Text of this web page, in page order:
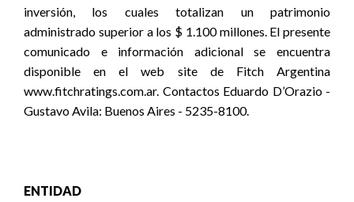
inversión, los cuales totalizan un patrimonio
administrado superior a los $ 1.100 millones. El presente
comunicado e información adicional se encuentra
disponible en el web site de Fitch Argentina
www.fitchratings.com.ar. Contactos Eduardo D’Orazio -
Gustavo Avila: Buenos Aires - 5235-8100.
ENTIDAD